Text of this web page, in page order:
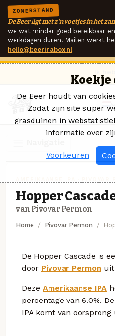
ZOMERSTAND
De Beer ligt met z'n voetjes in het
we wat minder goed bereikbaar
werkdagen duren. Mailen werkt
hello@beerinabox.nl
Hopper
van Pivovar Permon
Home Pivovar Permon
De Hopper Cascade is
door Pivovar Permon uit
Deze Amerikaanse IPA
percentage van 6.0%.
IPA komt van oorsprong
Koekje
De Beer houdt van
Zodat zijn site super
grasduinen in
informatie over
Voorkeuren